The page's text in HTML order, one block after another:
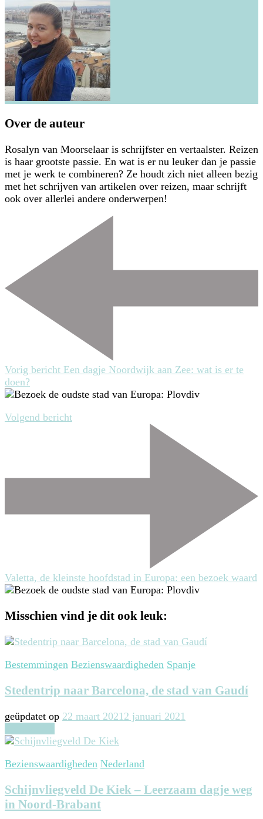
Over de auteur
Rosalyn van Moorselaar is schrijfster en vertaalster. Reizen
is haar grootste passie. En wat is er nu leuker dan je passie
met je werk te combineren? Ze houdt zich niet alleen bezig
met het schrijven van artikelen over reizen, maar schrijft
ook over allerlei andere onderwerpen!
Berichtnavigatie
Vorig bericht Een dagje Noordwijk aan Zee: wat is er te
doen?
Volgend bericht
Valetta, de kleinste hoofdstad in Europa: een bezoek waard
Misschien vind je dit ook leuk:
Bestemmingen Bezienswaardigheden Spanje
Stedentrip naar Barcelona, de stad van Gaudí
geüpdatet op 22 maart 20212 januari 2021
Bezienswaardigheden Nederland
Schijnvliegveld De Kiek – Leerzaam dagje weg
in Noord-Brabant